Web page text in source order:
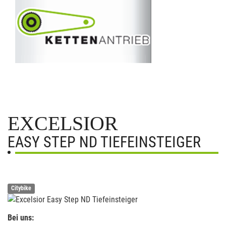
EXCELSIOR
EASY STEP ND TIEFEINSTEIGER
Citybike
Bei uns: